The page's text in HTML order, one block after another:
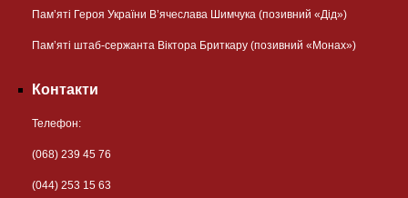
Пам’яті Героя України В’ячеслава Шимчука (позивний «Дід»)
Пам’яті штаб-сержанта Віктора Бриткару (позивний «Монах»)
Контакти
Телефон:
(068) 239 45 76
(044) 253 15 63